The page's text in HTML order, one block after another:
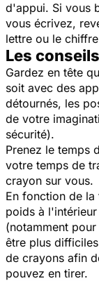
d'appui. Si vous
vous écrivez,
lettre ou le
Les
Gardez en tête
soit avec des
détournés, les
de votre
sécurité).
Prenez le temps
votre temps de
crayon sur vous.
En fonction de
poids à
(notamment
être plus
de crayons afin
pouvez en tirer.